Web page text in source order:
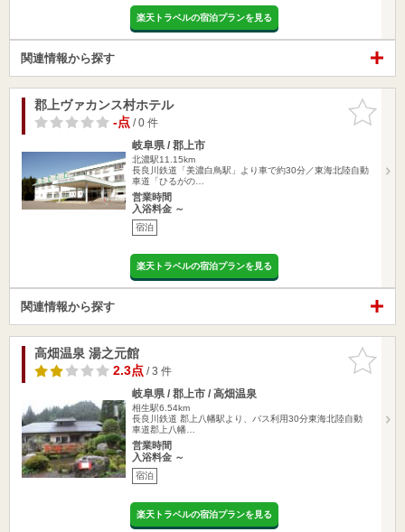
楽天トラベルの宿泊プランを見る
関連情報から探す
お気に入
りに追加
郡上ヴァカンス村ホテル
-点/ 0 件
岐阜県 / 郡上市
北濃駅11.15km
長良川鉄道「美濃白鳥駅」より車で約30分／東海北陸自動
車道「ひるがの…
営業時間
入浴料金 ～
宿泊
楽天トラベルの宿泊プランを見る
関連情報から探す
お気に入
りに追加
高畑温泉 湯之元館
2.3点/ 3 件
岐阜県 / 郡上市 / 高畑温泉
相生駅6.54km
長良川鉄道 郡上八幡駅より、バス利用30分東海北陸自動
車道郡上八幡…
営業時間
入浴料金 ～
宿泊
楽天トラベルの宿泊プランを見る